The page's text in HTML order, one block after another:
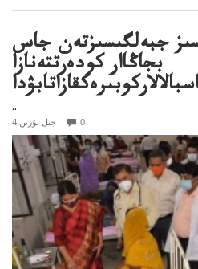
جبەلگىسىزتەن جاس
بجاڭاار كودەرتتەنازا
..
4 جىل بۇرىن 0